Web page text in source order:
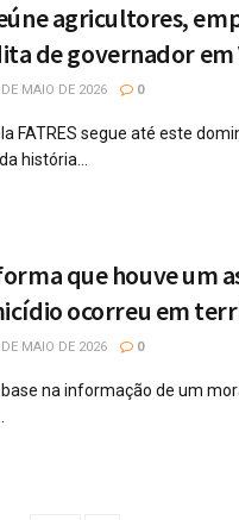
reúne agricultores,
de governador em
MAIO DE 2026 0
FATRES segue até este
história...
que houve um
ocorreu em
MAIO DE 2026 0
na informação de um